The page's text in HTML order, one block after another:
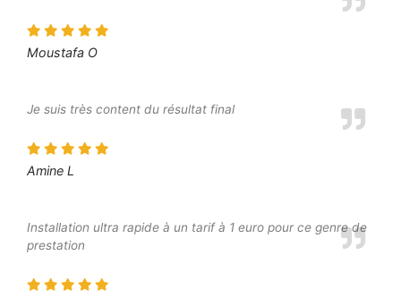
Moustafa O
Je suis très content du résultat final
Amine L
Installation ultra rapide à un tarif à 1 euro pour ce genre de
prestation